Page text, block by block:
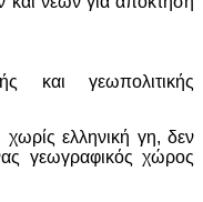
και γεωπολιτικής
χωρίς ελληνική γη, δεν
γεωγραφικός χώρος